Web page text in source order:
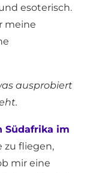
esoterisch.
meine
ausprobiert
Südafrika im
zu fliegen,
mir eine